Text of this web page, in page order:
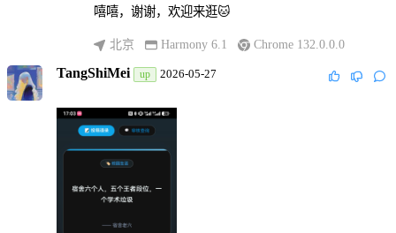
江苏
Android Baklava
他说闲的😂
Windows 11
嘻嘻，谢谢，欢迎来逛🐱
北京 Harmony 6.1 Chrome 132.0.0.0
TangShiMei up 2026-05-27